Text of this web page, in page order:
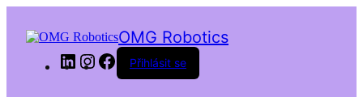
OMG Robotics
LinkedInInstagram
Facebook
Přihlásit se